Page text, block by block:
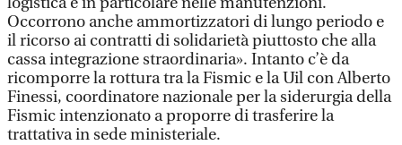
Occorrono anche ammortizzatori di lungo periodo e
il ricorso ai contratti di solidarietà piuttosto che alla
cassa integrazione straordinaria». Intanto c’è da
ricomporre la rottura tra la Fismic e la Uil con Alberto
Finessi, coordinatore nazionale per la siderurgia della
Fismic intenzionato a proporre di trasferire la
trattativa in sede ministeriale.